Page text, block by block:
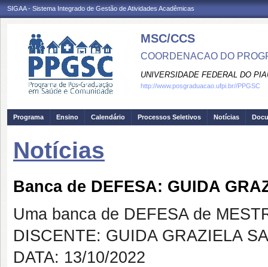
SIGAA - Sistema Integrado de Gestão de Atividades Acadêmicas
MSC/CCS
COORDENACAO DO
UNIVERSIDADE FEDERAL DO
http://www.posgraduacao.ufpi.br//PPGSC
Programa Ensino Calendário Processos Seletivos Notícias
Notícias
Banca de DEFESA: GUIDA
Uma banca de DEFESA de
DISCENTE: GUIDA GRAZIELA
DATA: 13/10/2022